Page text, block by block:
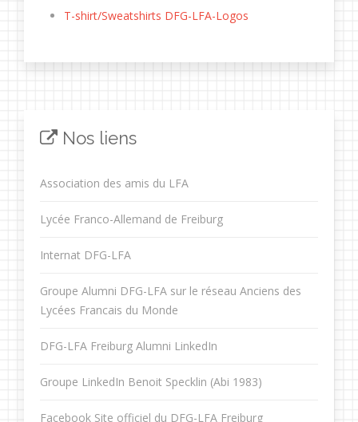
T-shirt/Sweatshirts DFG-LFA-Logos
Nos liens
Association des amis du LFA
Lycée Franco-Allemand de Freiburg
Internat DFG-LFA
Groupe Alumni DFG-LFA sur le réseau Anciens des
Lycées Francais du Monde
DFG-LFA Freiburg Alumni LinkedIn
Groupe LinkedIn Benoit Specklin (Abi 1983)
Facebook Site officiel du DFG-LFA Freiburg